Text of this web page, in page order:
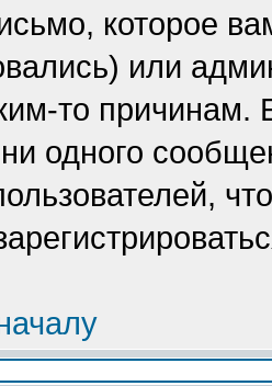
которое
или
то
одного